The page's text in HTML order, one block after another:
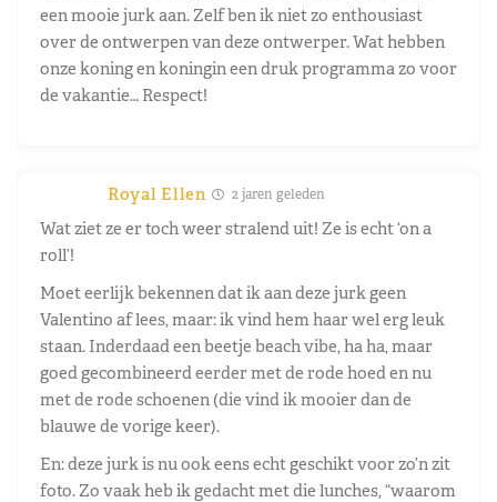
een mooie jurk aan. Zelf ben ik niet zo enthousiast
over de ontwerpen van deze ontwerper. Wat hebben
onze koning en koningin een druk programma zo voor
de vakantie… Respect!
Royal Ellen 2 jaren geleden
Wat ziet ze er toch weer stralend uit! Ze is echt ‘on a
roll’!
Moet eerlijk bekennen dat ik aan deze jurk geen
Valentino af lees, maar: ik vind hem haar wel erg leuk
staan. Inderdaad een beetje beach vibe, ha ha, maar
goed gecombineerd eerder met de rode hoed en nu
met de rode schoenen (die vind ik mooier dan de
blauwe de vorige keer).
En: deze jurk is nu ook eens echt geschikt voor zo’n zit
foto. Zo vaak heb ik gedacht met die lunches, “waarom